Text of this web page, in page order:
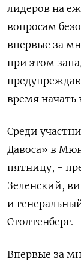
лидеров на
вопросам
впервые за
при этом
время начать
Среди
Давоса» в
пятницу, -
Зеленский,
и
Столтенберг.
Впервые за